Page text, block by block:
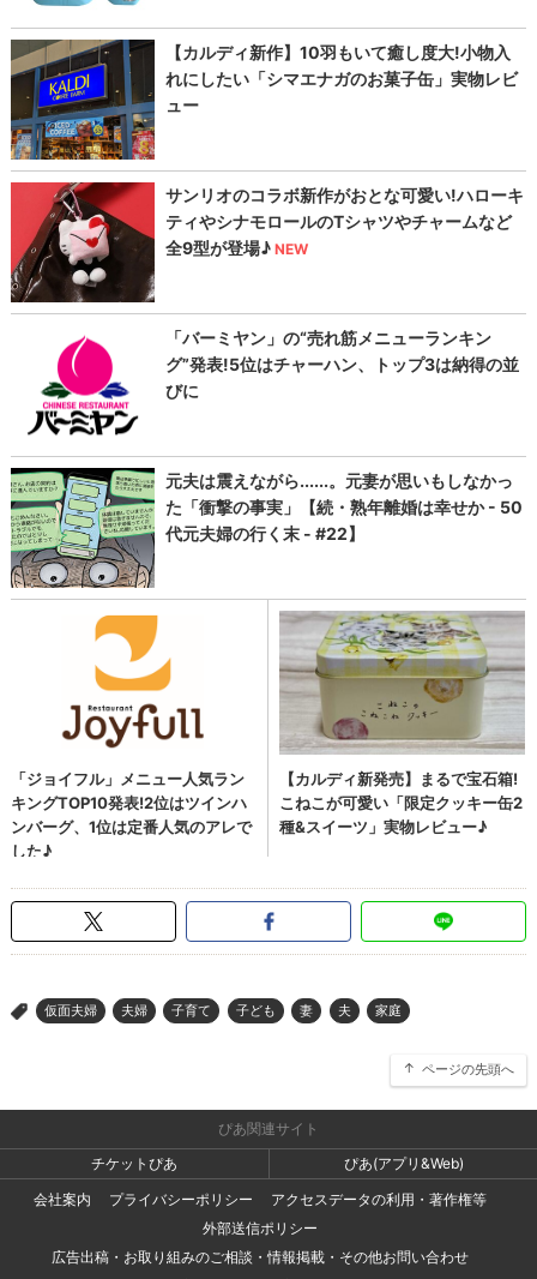
> 仮面夫婦 夫婦 子育て 子ども 妻 夫 家庭
ページの先頭へ
ぴあ関連サイト
チケットぴあ
ぴあ(アプリ&Web)
会社案内
プライバシーポリシー
アクセスデータの利用・著作権等
外部送信ポリシー
広告出稿・お取り組みのご相談・情報掲載・その他お問い合わせ